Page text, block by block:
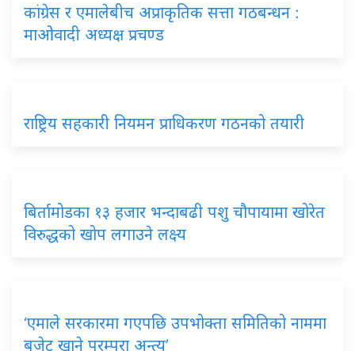
कांग्रेस र एमालेबीच अप्राकृतिक सत्ता गठबन्धन :
माओवादी अध्यक्ष प्रचण्ड
राष्ट्रिय सहकारी नियमन प्राधिकरण गठनको तयारी
बिर्तामोडका १३ हजार भन्दाबढी पशु चौपायामा खोरेत
विरुद्धको खोप लगाउने लक्ष्य
‘एमाले सरकारमा गएपछि उपभोक्ता समितिको नाममा
बजेट खाने परम्परा अन्त्य’